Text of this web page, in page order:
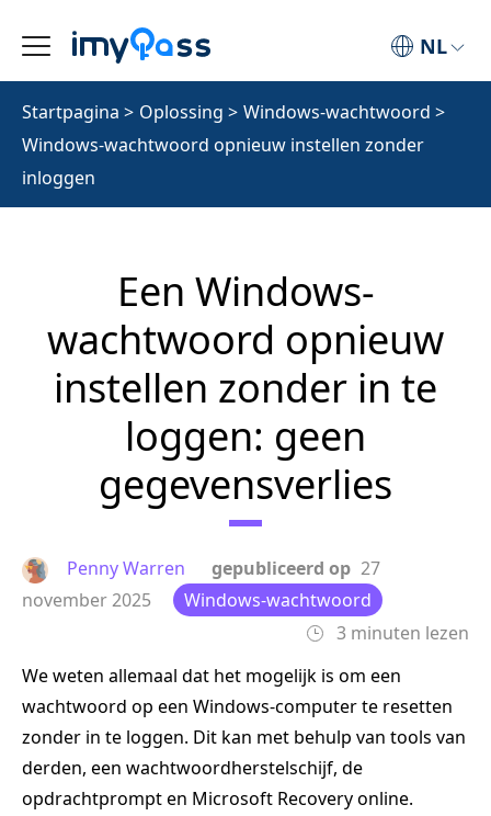
NL
Startpagina > Oplossing > Windows-wachtwoord >
Windows-wachtwoord opnieuw instellen zonder
inloggen
Een Windows-
wachtwoord opnieuw
instellen zonder in te
loggen: geen
gegevensverlies
Penny Warren gepubliceerd op 27
november 2025
Windows-wachtwoord
3 minuten lezen
We weten allemaal dat het mogelijk is om een
wachtwoord op een Windows-computer te resetten
zonder in te loggen. Dit kan met behulp van tools van
derden, een wachtwoordherstelschijf, de
opdrachtprompt en Microsoft Recovery online.